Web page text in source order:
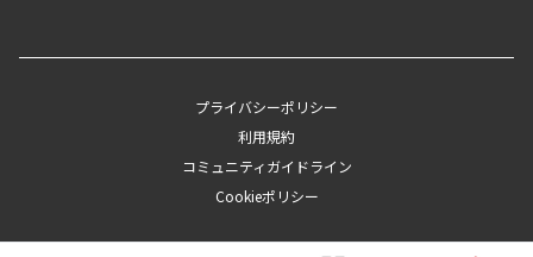
プライバシーポリシー
利用規約
コミュニティガイドライン
Cookieポリシー